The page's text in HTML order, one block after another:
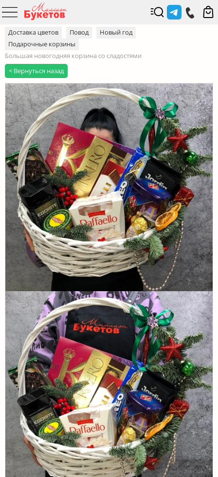
Доставка цветов Повод
Новый год
Подарочные корзины
Большая новогодняя корзина со сладостями
< Вернуться назад